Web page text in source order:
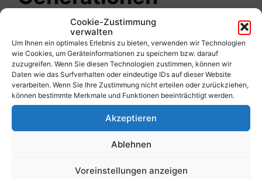
Cookie-Zustimmung
verwalten
Um Ihnen ein optimales Erlebnis zu bieten, verwenden wir Technologien
wie Cookies, um Geräteinformationen zu speichern bzw. darauf
zuzugreifen. Wenn Sie diesen Technologien zustimmen, können wir
Daten wie das Surfverhalten oder eindeutige IDs auf dieser Website
verarbeiten. Wenn Sie Ihre Zustimmung nicht erteilen oder zurückziehen,
können bestimmte Merkmale und Funktionen beeinträchtigt werden.
Akzeptieren
Ablehnen
Voreinstellungen anzeigen
Wir investieren in die Gesundheit und den
Zusammenhalt unserer Bürger. Ein besonderes
Highlight ist unsere Intergenerative
Bewegungsarena . Hier treffen sich Jung und Alt,
um gemeinsam an der frischen Luft aktiv zu sein.
Es ist nicht nur ein Ort für Fitness, sondern ein
zentraler Treffpunkt für Austausch und